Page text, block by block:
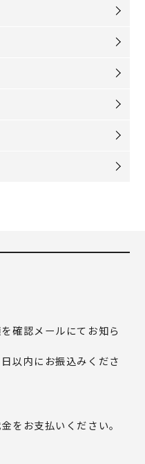
確認メールにてお知ら
以内にお振込みくださ
をお支払いください。